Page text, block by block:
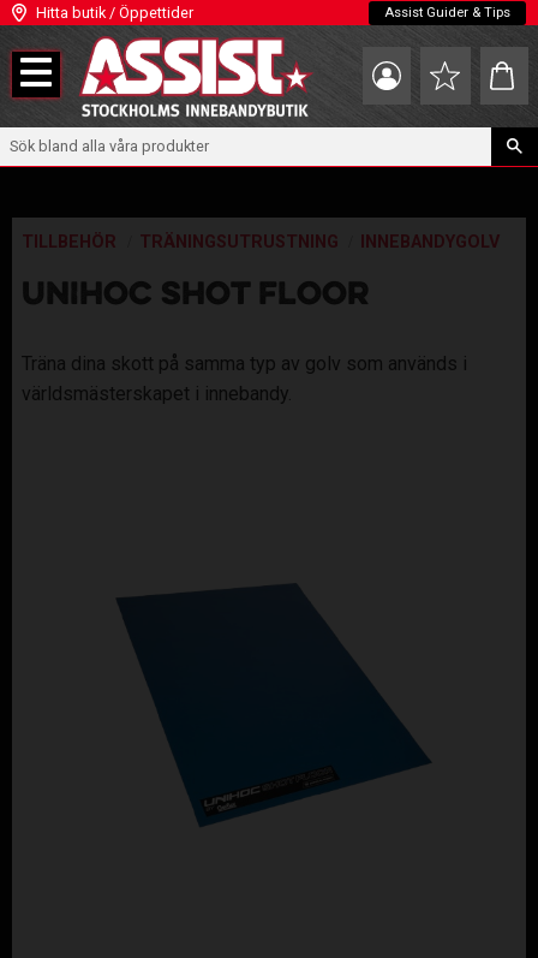
Meny
Hitta butik / Öppettider Assist Guider & Tips
Favoriter
TILLBEHÖR TRÄNINGSUTRUSTNING INNEBANDYGOLV
UNIHOC SHOT FLOOR
Träna dina skott på samma typ av golv som används i
världsmästerskapet i innebandy.